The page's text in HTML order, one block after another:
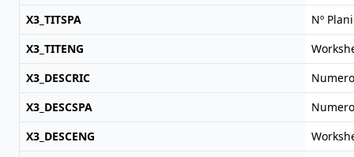
X3_TITSPA
Nº
X3_TITENG
X3_DESCRIC
X3_DESCSPA
X3_DESCENG